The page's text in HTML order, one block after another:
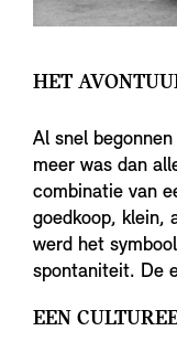
HET
Al snel
meer was dan
combinatie van
goedkoop, klein,
werd het
spontaniteit. De
EEN